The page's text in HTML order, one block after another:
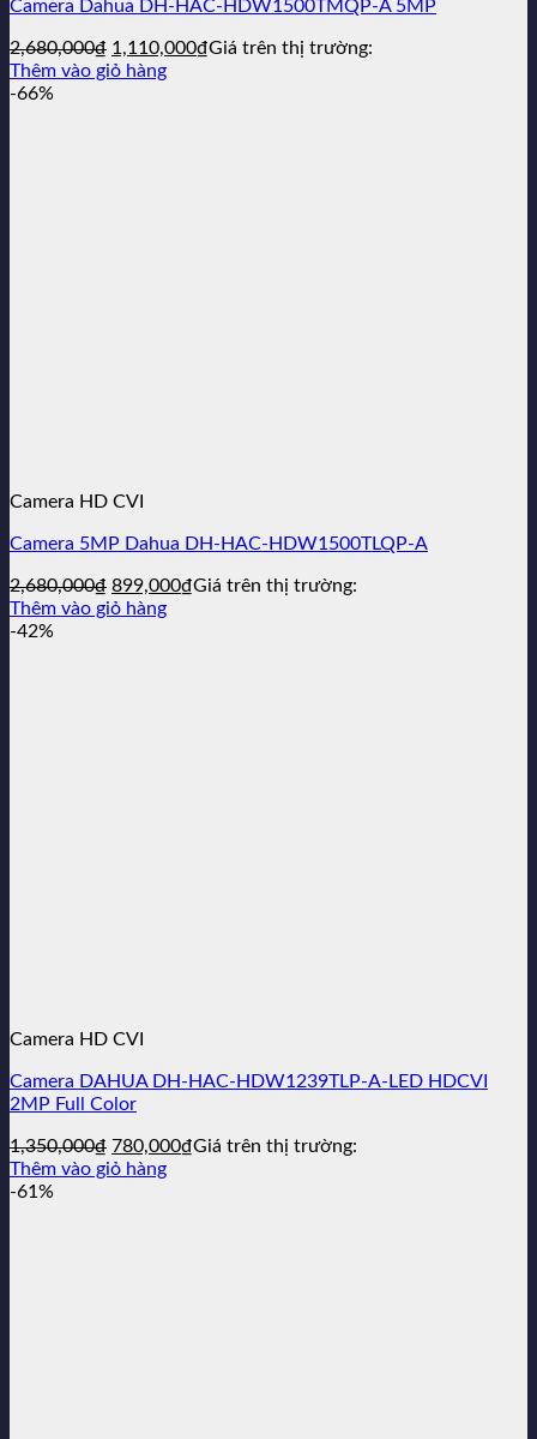
Camera Dahua DH-HAC-HDW1500TMQP-A 5MP
2,680,000₫ Giá
gốc
1,110,000₫Giá
Giá trên thị trường:
Thêm vào giỏ hàng
-66%
Camera HD CVI
Camera 5MP Dahua DH-HAC-HDW1500TLQP-A
2,680,000₫ Giá
gốc
899,000₫Giá
Giá trên thị trường:
Thêm vào giỏ hàng
-42%
Camera HD CVI
Camera DAHUA DH-HAC-HDW1239TLP-A-LED HDCVI
2MP Full Color
1,350,000₫ Giá
gốc
780,000₫Giá
Giá trên thị trường:
Thêm vào giỏ hàng
-61%